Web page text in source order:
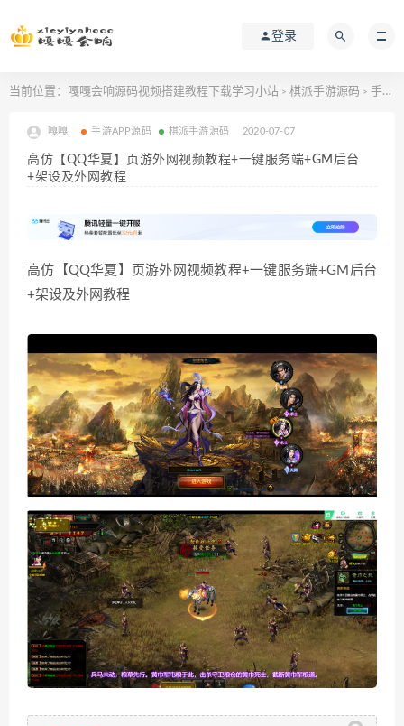
登录
当前位置： 嘎嘎会响源码视频搭建教程下载学习小站 > 棋派手游源码 > 手游APP源码
嘎嘎 手游APP源码 棋派手游源码 2020-07-07
高仿【QQ华夏】页游外网视频教程+一键服务端+GM后台
+架设及外网教程
高仿【QQ华夏】页游外网视频教程+一键服务端+GM后台
+架设及外网教程